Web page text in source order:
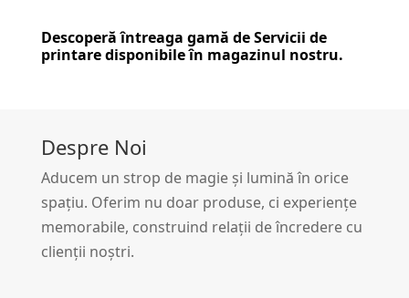
Descoperă întreaga gamă deServicii de
printaredisponibile în magazinul nostru.
Despre Noi
Aducem un strop de magie și lumină în orice
spațiu. Oferim nu doar produse, ci experiențe
memorabile, construind relații de încredere cu
clienții noștri.